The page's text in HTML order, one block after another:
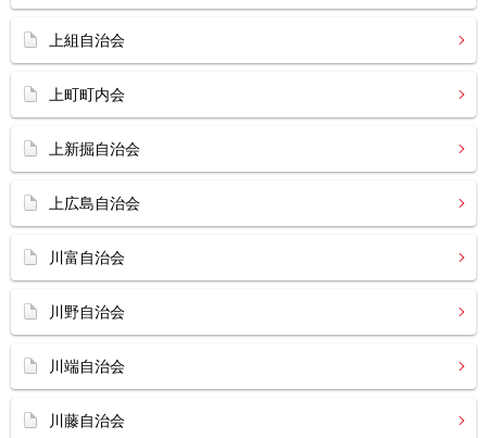
上組自治会
上町町内会
上新掘自治会
上広島自治会
川富自治会
川野自治会
川端自治会
川藤自治会